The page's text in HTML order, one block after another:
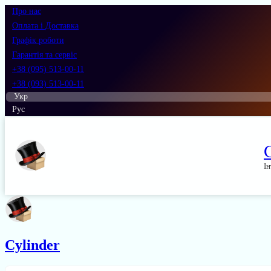
Про нас
Оплата і Доставка
Графік роботи
Гарантія та сервіс
+38 (095) 513-00-11
+38 (093) 513-00-11
Укр
Рус
Cylinder